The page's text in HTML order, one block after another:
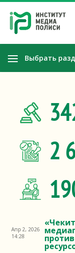
Выбрать
2
Апр 2, 2026
14:28